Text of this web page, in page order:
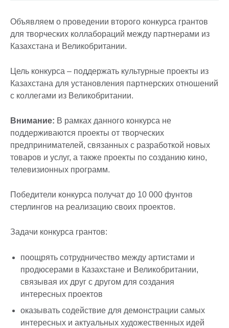
Объявляем о проведении второго конкурса грантов
для творческих коллабораций между партнерами из
Казахстана и Великобритании.
Цель конкурса – поддержать культурные проекты из
Казахстана для установления партнерских отношений
с коллегами из Великобритании.
Внимание: В рамках данного конкурса не
поддерживаются проекты от творческих
предпринимателей, связанных с разработкой новых
товаров и услуг, а также проекты по созданию кино,
телевизионных программ.
Победители конкурса получат до 10 000 фунтов
стерлингов на реализацию своих проектов.
Задачи конкурса грантов:
поощрять сотрудничество между артистами и
продюсерами в Казахстане и Великобритании,
связывая их друг с другом для создания
интересных проектов
оказывать содействие для демонстрации самых
интересных и актуальных художественных идей